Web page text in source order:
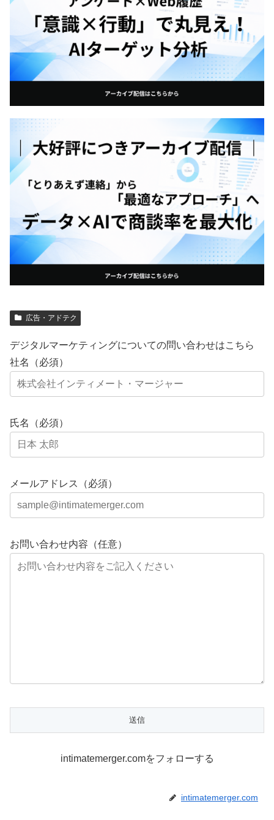
広告・アドテク
デジタルマーケティングについての問い合わせはこちら
社名（必須）
氏名（必須）
メールアドレス（必須）
お問い合わせ内容（任意）
intimatemerger.comをフォローする
intimatemerger.com